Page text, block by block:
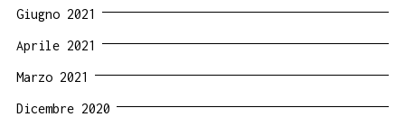
Giugno 2021
Aprile 2021
Marzo 2021
Dicembre 2020